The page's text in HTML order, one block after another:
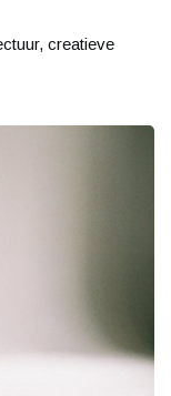
creatieve